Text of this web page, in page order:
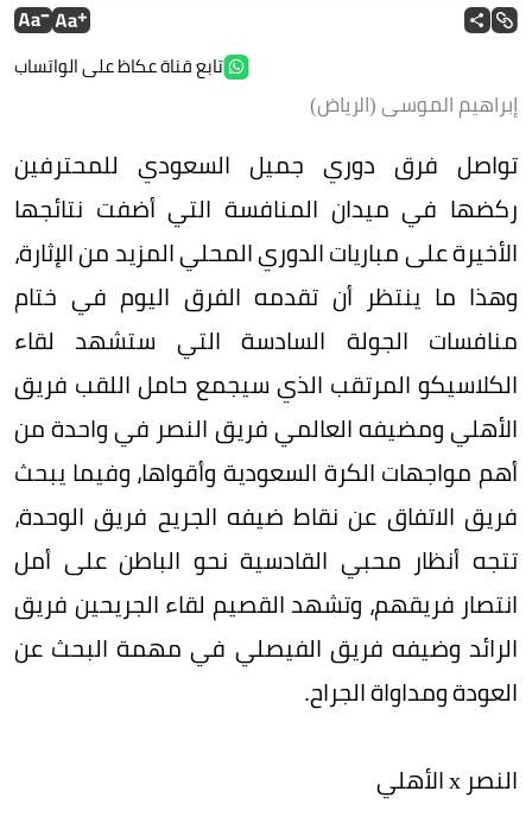
عمر السومة
تابع قناة عكاظ على الواتساب
إبراهيم الموسى (الرياض)
تواصل فرق دوري جميل السعودي للمحترفين
ركضها في ميدان المنافسة التي أضفت نتائجها
الأخيرة على مباريات الدوري المحلي المزيد من الإثارة،
وهذا ما ينتظر أن تقدمه الفرق اليوم في ختام
منافسات الجولة السادسة التي ستشهد لقاء
الكلاسيكو المرتقب الذي سيجمع حامل اللقب فريق
الأهلي ومضيفه العالمي فريق النصر في واحدة من
أهم مواجهات الكرة السعودية وأقواها، وفيما يبحث
فريق الاتفاق عن نقاط ضيفه الجريح فريق الوحدة،
تتجه أنظار محبي القادسية نحو الباطن على أمل
انتصار فريقهم، وتشهد القصيم لقاء الجريحين فريق
الرائد وضيفه فريق الفيصلي في مهمة البحث عن
العودة ومداواة الجراح.
النصر x الأهلي